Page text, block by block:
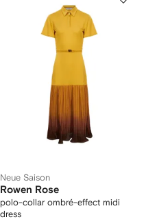
Neue Saison
Rowen Rose
polo-collar ombré-effect midi
dress